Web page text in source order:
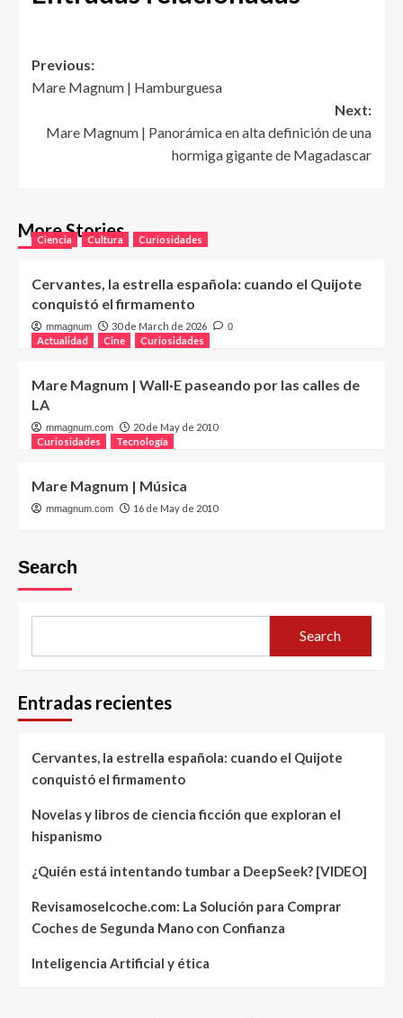
Post
navigation
Previous:
Mare Magnum | Hamburguesa
Next:
Mare Magnum | Panorámica en alta definición de una
hormiga gigante de Magadascar
More Stories
Ciencia Cultura Curiosidades
Cervantes, la estrella española: cuando el Quijote
conquistó el firmamento
mmagnum 30 de March de 2026 0
Actualidad Cine Curiosidades
Mare Magnum | Wall·E paseando por las calles de
LA
mmagnum.com
20 de May de 2010
Curiosidades
Tecnología
Mare Magnum | Música
mmagnum.com 16 de May de 2010
Search
Search
Entradas recientes
Cervantes, la estrella española: cuando el Quijote
conquistó el firmamento
Novelas y libros de ciencia ficción que exploran el
hispanismo
¿Quién está intentando tumbar a DeepSeek? [VIDEO]
Revisamoselcoche.com: La Solución para Comprar
Coches de Segunda Mano con Confianza
Inteligencia Artificial y ética